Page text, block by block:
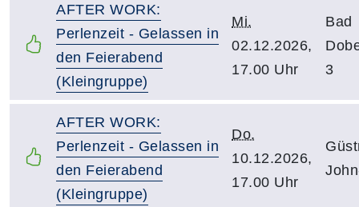
AFTER WORK:
Perlenzeit - Gelassen in
den Feierabend
(Kleingruppe)
Mi.
02.12.2026,
17.00 Uhr
Bad
3
AFTER WORK:
Perlenzeit - Gelassen in
den Feierabend
(Kleingruppe)
Do.
10.12.2026,
17.00 Uhr